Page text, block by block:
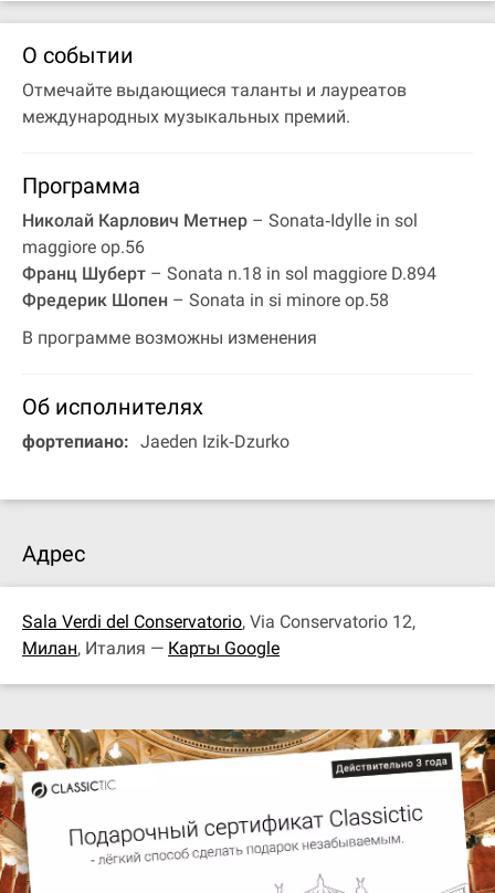
О событии
Отмечайте выдающиеся таланты и лауреатов
международных музыкальных премий.
Программа
Николай Карлович Метнер – Sonata‐Idylle in sol
maggiore op.56
Франц Шуберт – Sonata n.18 in sol maggiore D.894
Фредерик Шопен – Sonata in si minore op.58
В программе возможны изменения
Об исполнителях
фортепиано: Jaeden Izik‐Dzurko
Адрес
Sala Verdi del Conservatorio, Via Conservatorio 12,
Милан, Италия — Карты Google